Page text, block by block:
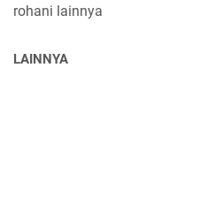
rohani lainnya
LAINNYA